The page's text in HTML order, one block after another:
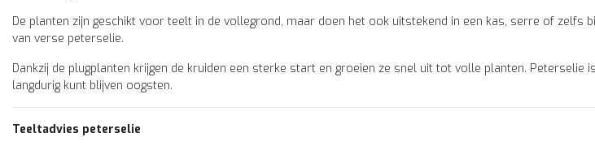
De planten zijn geschikt voor teelt in de vollegrond, maar doen het ook uitstekend in een kas, serre of zelfs
van verse peterselie.
Dankzij de plugplanten krijgen de kruiden een sterke start en groeien ze snel uit tot volle planten.
langdurig kunt blijven oogsten.
Teeltadvies peterselie